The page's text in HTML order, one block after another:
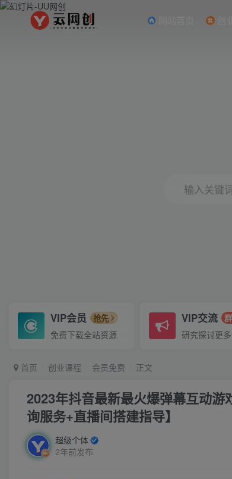
创
输入关键
VIP会员 抢先
免费下载全站资源
VIP交流
首页 创业课程 会员免费 正文
2023年抖音最新最火爆弹幕互动
询服务+直播间搭建指导】
超级个体
2年前发布